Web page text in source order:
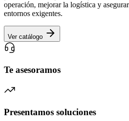
operación, mejorar la logística y
entornos exigentes.
Ver catálogo
Te asesoramos
Presentamos soluciones